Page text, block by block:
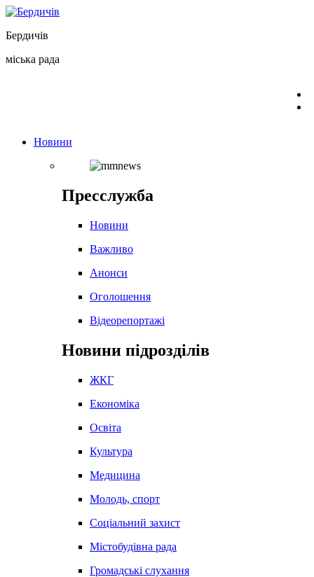
Перейти
вмісту
Бердичів
міська рада
Новини
Пресслужба
Новини
Важливо
Анонси
Оголошення
Відеорепортажі
Новини підрозділів
ЖКГ
Економіка
Освіта
Культура
Медицина
Молодь, спорт
Соціальний захист
Містобудівна рада
Громадські слухання